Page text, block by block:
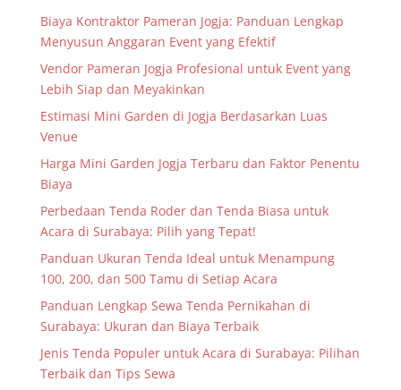
Biaya Kontraktor Pameran Jogja: Panduan Lengkap
Menyusun Anggaran Event yang Efektif
Vendor Pameran Jogja Profesional untuk Event yang
Lebih Siap dan Meyakinkan
Estimasi Mini Garden di Jogja Berdasarkan Luas
Venue
Harga Mini Garden Jogja Terbaru dan Faktor Penentu
Biaya
Perbedaan Tenda Roder dan Tenda Biasa untuk
Acara di Surabaya: Pilih yang Tepat!
Panduan Ukuran Tenda Ideal untuk Menampung
100, 200, dan 500 Tamu di Setiap Acara
Panduan Lengkap Sewa Tenda Pernikahan di
Surabaya: Ukuran dan Biaya Terbaik
Jenis Tenda Populer untuk Acara di Surabaya: Pilihan
Terbaik dan Tips Sewa